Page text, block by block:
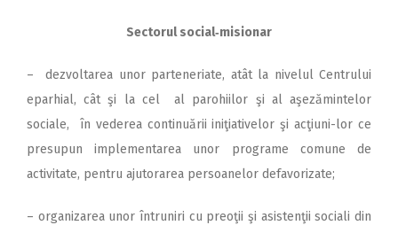
Sectorul social‑misionar
– dezvoltarea unor parteneriate, atât la nivelul Centrului
eparhial, cât şi la cel al parohiilor şi al aşezămintelor
sociale, în vederea continuării iniţiativelor şi acţiuni-lor ce
presupun implementarea unor programe comune de
activitate, pentru ajutorarea persoanelor defavorizate;
– organizarea unor întruniri cu preoţii şi asistenţii sociali din